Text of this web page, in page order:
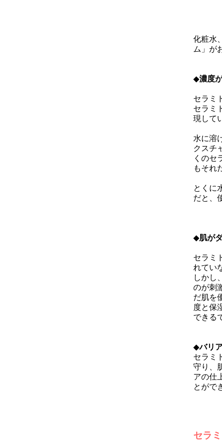
化粧水
ム」が
◆濃度
セラミ
セラミ
現して
水に溶
クスチ
くのセ
もそれ
とくに
だと、
◆肌が
セラミ
れてい
しかし
のが刺
だ肌を
度と保
できる
◆バリ
セラミ
守り、
アの仕
とがで
セラ